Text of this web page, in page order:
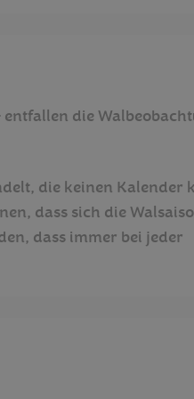
die
die keinen Kalender
dass sich die
dass immer bei jeder